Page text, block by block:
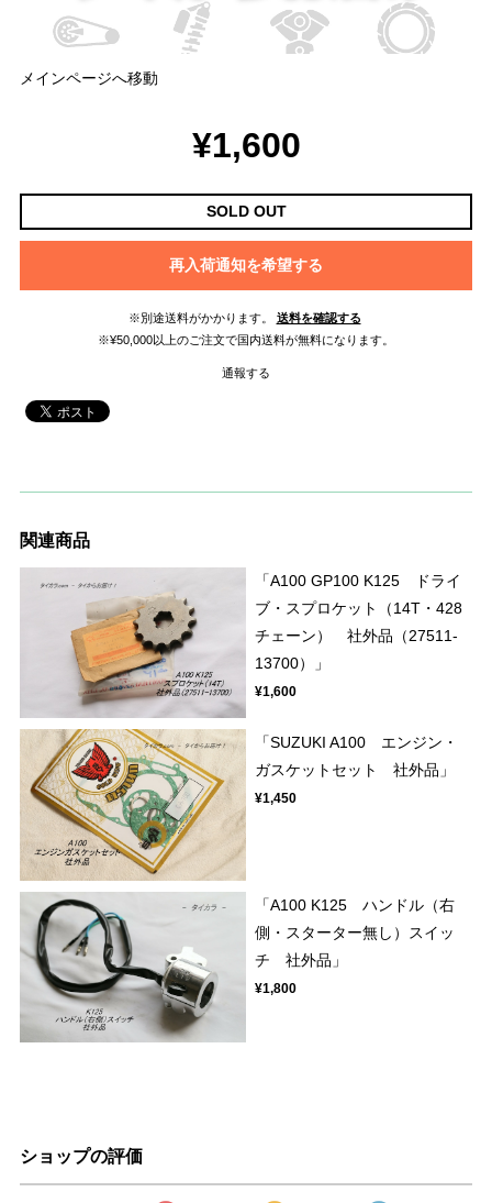
メインページへ移動
¥1,600
SOLD OUT
再入荷通知を希望する
※別途送料がかかります。
送料を確認する
※¥50,000以上のご注文で国内送料が無料になります。
通報する
関連商品
「A100 GP100 K125 ドライ
ブ・スプロケット（14T・428
チェーン） 社外品（27511-
13700）」
¥1,600
「SUZUKI A100 エンジン・
ガスケットセット 社外品」
¥1,450
「A100 K125 ハンドル（右
側・スターター無し）スイッ
チ 社外品」
¥1,800
ショップの評価